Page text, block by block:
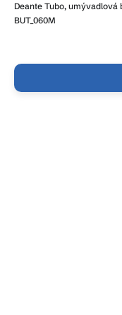
Deante Tubo,
BUT_060M